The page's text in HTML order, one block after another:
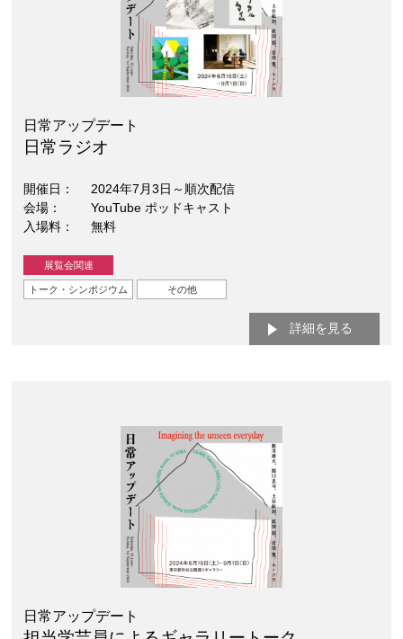
日常アップデート
日常ラジオ
開催日
2024年7月3日～順次配信
会場
YouTube ポッドキャスト
入場料
無料
展覧会関連
トーク・シンポジウム その他
詳細を見る
日常アップデート